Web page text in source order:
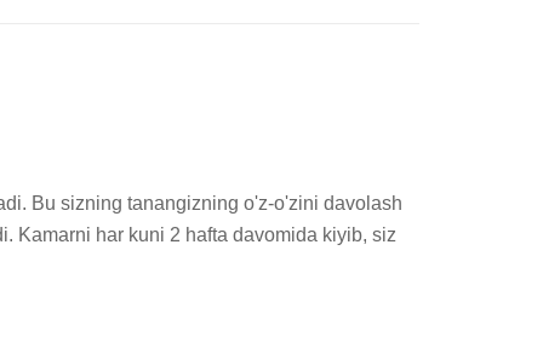
Kamarni har kuni 2 hafta davomida kiyib, siz